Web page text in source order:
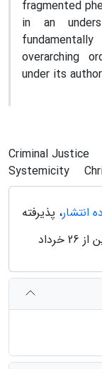
fragmented
in an
overarching
under its
Criminal Justice
Systemicity
انتشار، پذیرفته
انتشار آنلاین از 26 خرداد